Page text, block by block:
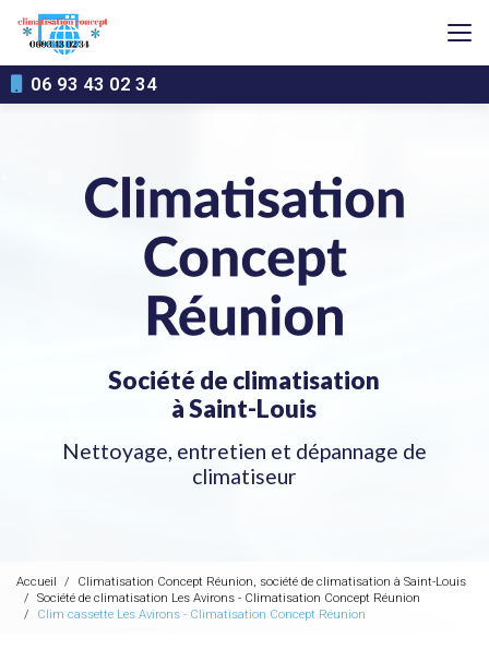
contenu
principal
06 93 43 02 34
Société de climatisation
à Saint-Louis
Nettoyage, entretien et dépannage de
climatiseur
Accueil
Climatisation Concept Réunion, société de climatisation à Saint-Louis
Société de climatisation Les Avirons - Climatisation Concept Réunion
Clim cassette Les Avirons - Climatisation Concept Réunion